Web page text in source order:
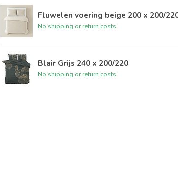
Fluwelen voering beige 200 x 200/
No shipping or return costs
Blair Grijs 240 x 200/220
No shipping or return costs